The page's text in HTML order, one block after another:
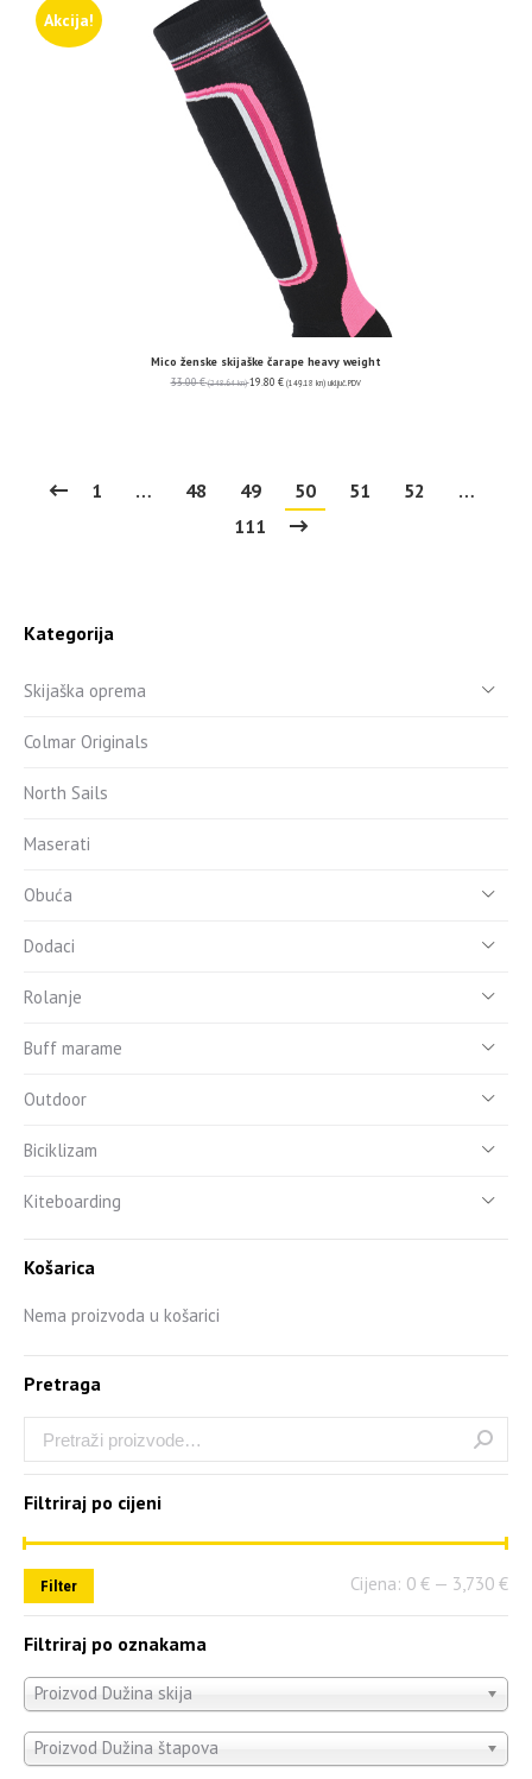
Akcija!
Mico ženske skijaške čarape heavy weight
33.00€ (248.64 kn) 19.80 € (149.18 kn) uključ. PDV
1 … 48 49 50 51 52
…
111
Kategorija
Skijaška oprema
Colmar Originals
North Sails
Maserati
Obuća
Dodaci
Rolanje
Buff marame
Outdoor
Biciklizam
Kiteboarding
Košarica
Nema proizvoda u košarici
Pretraga
Filtriraj po cijeni
Filter Cijena: 0 € — 3,730 €
Filtriraj po oznakama
Proizvod Dužina skija
Proizvod Dužina štapova